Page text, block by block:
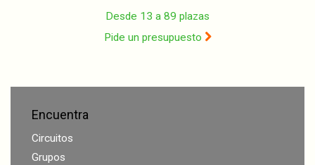
Desde 13 a 89 plazas
Pide un presupuesto
Encuentra
Circuitos
Grupos